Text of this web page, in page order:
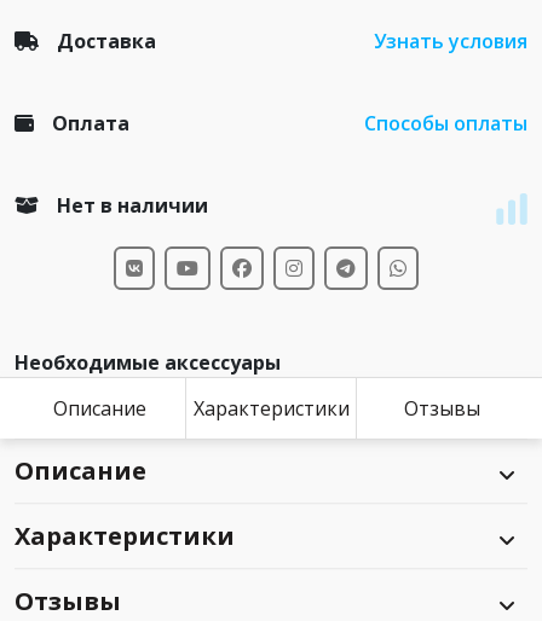
Доставка Узнать условия
Оплата Способы оплаты
Нет в наличии
Необходимые аксессуары
Описание
Характеристики Отзывы
Описание
Характеристики
Отзывы